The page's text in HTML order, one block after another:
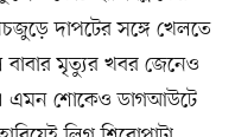
দাপটের সঙ্গে খেলতে
বাবার মৃত্যুর খবর জেনেও
এমন শোকেও ডাগআউটে